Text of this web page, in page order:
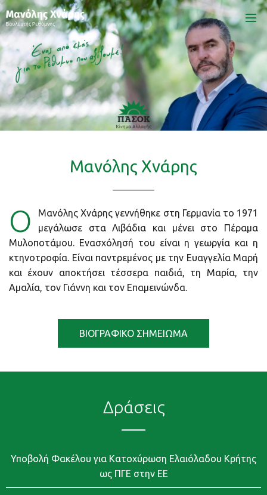
Κεντρική
Βιογραφικό
Δράσεις
Ενημέρωση
Επικοινωνία
Μανόλης Χνάρης
Ο
Μανόλης Χνάρης γεννήθηκε στη Γερμανία το 1971
μεγάλωσε στα Λιβάδια και μένει στο Πέραμα
Μυλοποτάμου. Ενασχόλησή του είναι η γεωργία και η
κτηνοτροφία. Είναι παντρεμένος με την Ευαγγελία Μαρή
και έχουν αποκτήσει τέσσερα παιδιά, τη Μαρία, την
Αμαλία, τον Γιάννη και τον Επαμεινώνδα.
ΒΙΟΓΡΑΦΙΚΟ ΣΗΜΕΙΩΜΑ
Δράσεις
Υποβολή Φακέλου για Κατοχύρωση Ελαιόλαδου Κρήτης
ως ΠΓΕ στην ΕΕ